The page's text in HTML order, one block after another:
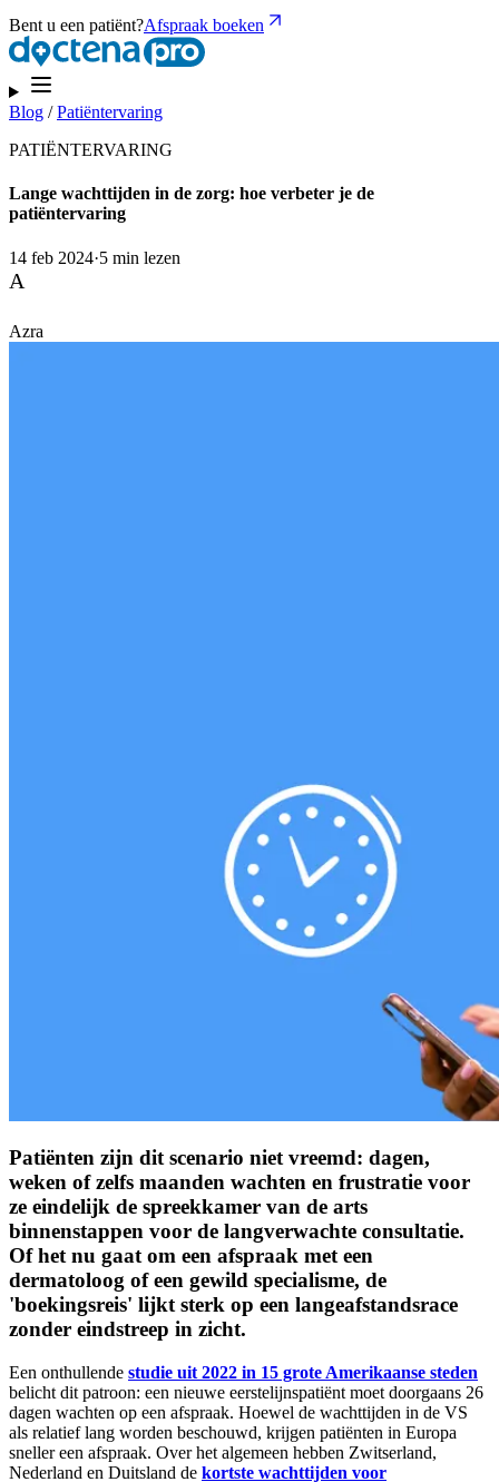
Bent u een patiënt?Afspraak boeken
Blog /Patiëntervaring
PATIËNTERVARING
Lange wachttijden in de zorg: hoe verbeter je de
patiëntervaring
14 feb 2024·5 min lezen
A
Azra
Patiënten zijn dit scenario niet vreemd: dagen,
weken of zelfs maanden wachten en frustratie voor
ze eindelijk de spreekkamer van de arts
binnenstappen voor de langverwachte consultatie.
Of het nu gaat om een afspraak met een
dermatoloog of een gewild specialisme, de
'boekingsreis' lijkt sterk op een langeafstandsrace
zonder eindstreep in zicht.
Een onthullende studie uit 2022 in 15 grote Amerikaanse steden
belicht dit patroon: een nieuwe eerstelijnspatiënt moet doorgaans 26
dagen wachten op een afspraak. Hoewel de wachttijden in de VS
als relatief lang worden beschouwd, krijgen patiënten in Europa
sneller een afspraak. Over het algemeen hebben Zwitserland,
Nederland en Duitsland de kortste wachttijden voor